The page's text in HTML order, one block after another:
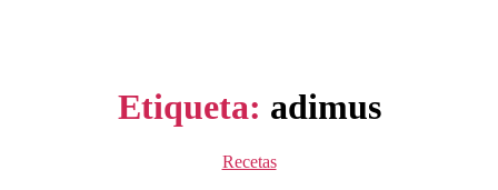
Etiqueta: adimus
Categorías
Recetas